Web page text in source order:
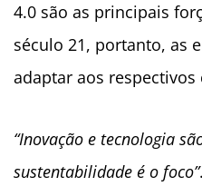
4.0 são as principais
século 21, portanto, as
adaptar aos respectivos
“Inovação e tecnologia
sustentabilidade é o foco”